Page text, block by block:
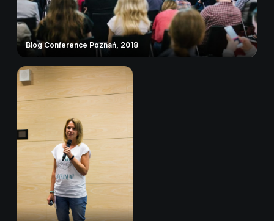
Blog Conference Poznań, 2018